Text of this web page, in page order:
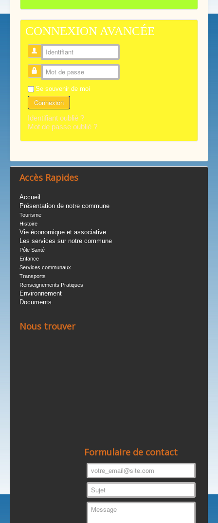
CONNEXION AVANCÉE
Identifiant
Mot de passe
Se souvenir de moi
Connexion
Identifiant oublié ?
Mot de passe oublié ?
Accès Rapides
Accueil
Présentation de notre commune
Tourisme
Histoire
Vie économique et associative
Les services sur notre commune
Pôle Santé
Enfance
Services communaux
Transports
Renseignements Pratiques
Environnement
Documents
Nous trouver
Formulaire de contact